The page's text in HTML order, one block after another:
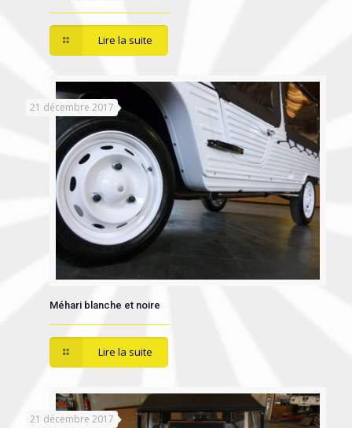
Lire la suite
21 décembre 2017
Méhari blanche et noire
Lire la suite
21 décembre 2017